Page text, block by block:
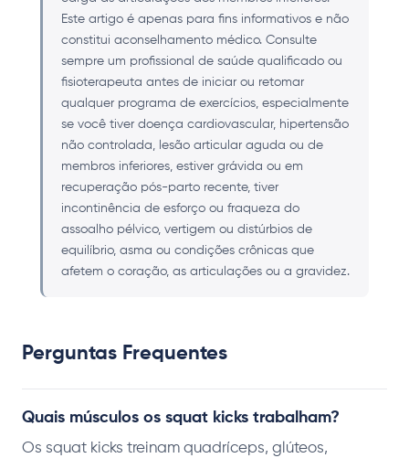
Este artigo é apenas para fins informativos e não
constitui aconselhamento médico. Consulte
sempre um profissional de saúde qualificado ou
fisioterapeuta antes de iniciar ou retomar
qualquer programa de exercícios, especialmente
se você tiver doença cardiovascular, hipertensão
não controlada, lesão articular aguda ou de
membros inferiores, estiver grávida ou em
recuperação pós-parto recente, tiver
incontinência de esforço ou fraqueza do
assoalho pélvico, vertigem ou distúrbios de
equilíbrio, asma ou condições crônicas que
afetem o coração, as articulações ou a gravidez.
Perguntas Frequentes
Quais músculos os squat kicks trabalham?
Os squat kicks treinam quadríceps, glúteos,